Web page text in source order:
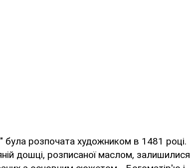
була розпочата художником в 1481 році.
дошці, розписаної маслом, залишилися